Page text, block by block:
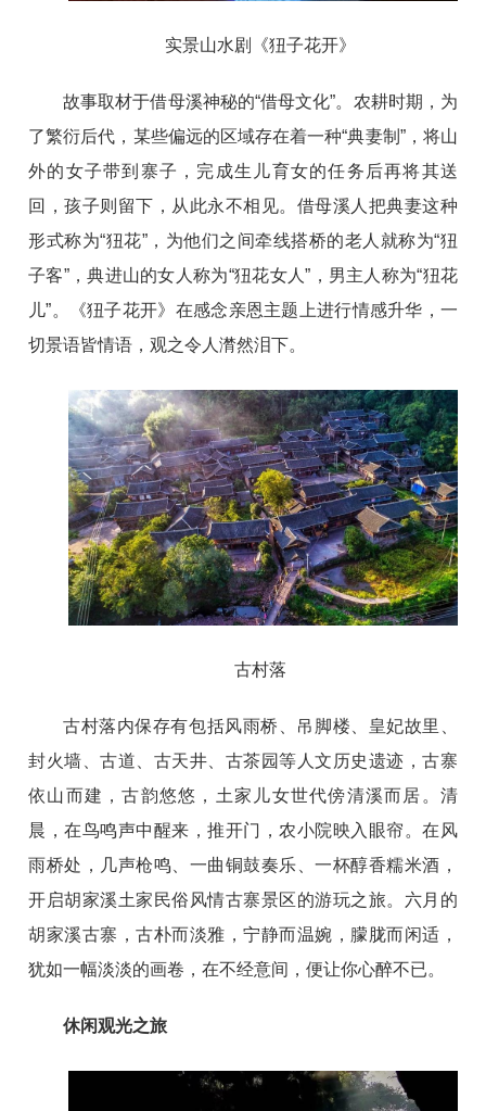
实景山水剧《狃子花开》
故事取材于借母溪神秘的“借母文化”。农耕时期，为
了繁衍后代，某些偏远的区域存在着一种“典妻制”，将山
外的女子带到寨子，完成生儿育女的任务后再将其送
回，孩子则留下，从此永不相见。借母溪人把典妻这种
形式称为“狃花”，为他们之间牵线搭桥的老人就称为“狃
子客”，典进山的女人称为“狃花女人”，男主人称为“狃花
儿”。《狃子花开》在感念亲恩主题上进行情感升华，一
切景语皆情语，观之令人潸然泪下。
古村落
古村落内保存有包括风雨桥、吊脚楼、皇妃故里、
封火墙、古道、古天井、古茶园等人文历史遗迹，古寨
依山而建，古韵悠悠，土家儿女世代傍清溪而居。清
晨，在鸟鸣声中醒来，推开门，农小院映入眼帘。在风
雨桥处，几声枪鸣、一曲铜鼓奏乐、一杯醇香糯米酒，
开启胡家溪土家民俗风情古寨景区的游玩之旅。六月的
胡家溪古寨，古朴而淡雅，宁静而温婉，朦胧而闲适，
犹如一幅淡淡的画卷，在不经意间，便让你心醉不已。
休闲观光之旅